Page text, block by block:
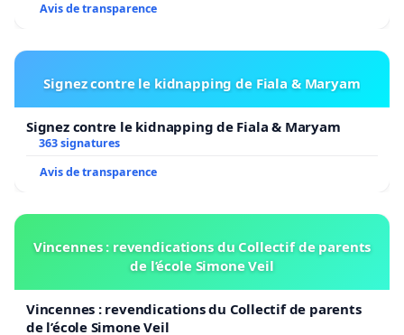
Avis de transparence
Signez contre le kidnapping de Fiala & Maryam
Signez contre le kidnapping de Fiala & Maryam
363 signatures
Avis de transparence
Vincennes : revendications du Collectif de parents
de l’école Simone Veil
Vincennes : revendications du Collectif de parents
de l’école Simone Veil